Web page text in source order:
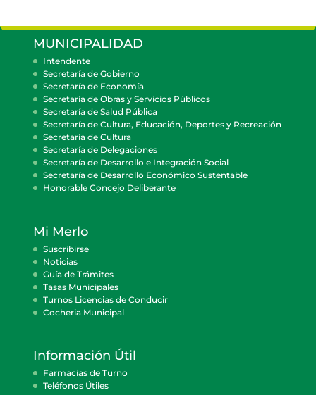
MUNICIPALIDAD
Intendente
Secretaría de Gobierno
Secretaría de Economía
Secretaría de Obras y Servicios Públicos
Secretaría de Salud Pública
Secretaría de Cultura, Educación, Deportes y Recreación
Secretaría de Cultura
Secretaría de Delegaciones
Secretaría de Desarrollo e Integración Social
Secretaría de Desarrollo Económico Sustentable
Honorable Concejo Deliberante
Mi Merlo
Suscribirse
Noticias
Guía de Trámites
Tasas Municipales
Turnos Licencias de Conducir
Cocheria Municipal
Información Útil
Farmacias de Turno
Teléfonos Útiles